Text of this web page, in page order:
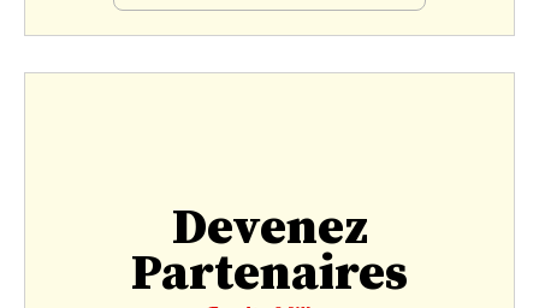
Devenez
Partenaires